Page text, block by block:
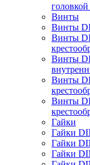
Винты
Винты
Винты
Винты
Винты
Винты
Гайки
Гайки
Гайки
Гайки